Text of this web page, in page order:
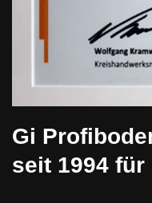
Gi
seit 1994 für